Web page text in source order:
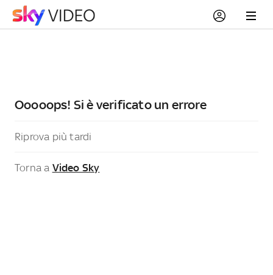
Ooooops! Si è verificato un errore
Riprova più tardi
Torna a Video Sky